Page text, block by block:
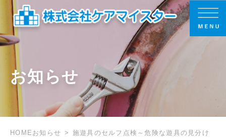
お知らせ
HOME お知らせ
施遊具のセルフ点検～危険な遊具の見分け